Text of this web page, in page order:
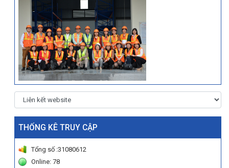
THỐNG KÊ TRUY CẬP
Tổng số :31080612
Online: 78